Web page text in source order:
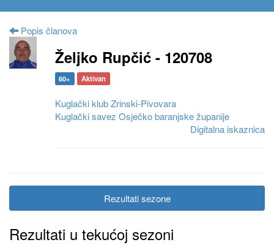
Popis članova
Željko Rupčić - 120708
60+ Aktivan
Kuglački klub Zrinski-Pivovara
Kuglački savez Osječko baranjske županije
Digitalna iskaznica
Rezultati sezone
Rezultati u tekućoj sezoni